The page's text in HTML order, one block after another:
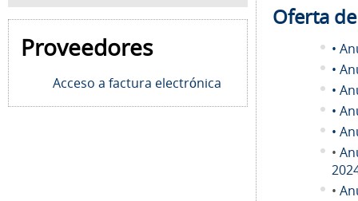
Proveedores
Acceso a factura electrónica
Oferta
•
•
•
•
•
•
•